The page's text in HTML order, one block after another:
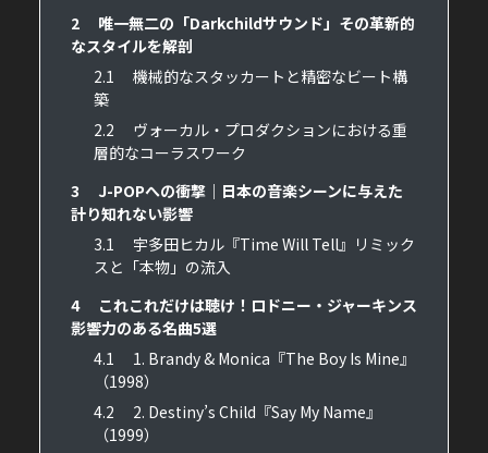
2
唯一無二の「Darkchildサウンド」その革新的
なスタイルを解剖
2.1
機械的なスタッカートと精密なビート構
築
2.2
ヴォーカル・プロダクションにおける重
層的なコーラスワーク
3
J-POPへの衝撃｜日本の音楽シーンに与えた
計り知れない影響
3.1
宇多田ヒカル『Time Will Tell』リミック
スと「本物」の流入
4
これこれだけは聴け！ロドニー・ジャーキンス
影響力のある名曲5選
4.1
1. Brandy & Monica『The Boy Is Mine』
（1998）
4.2
2. Destiny’s Child『Say My Name』
（1999）